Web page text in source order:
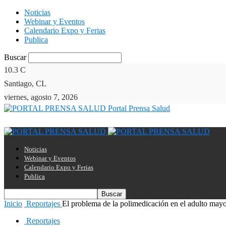
Noticias
Webinar y Eventos
Calendario Expo y Ferias
Publica
Buscar
10.3 C
Santiago, CL
viernes, agosto 7, 2026
Portal Prensa Salud
Noticias
Webinar y Eventos
Calendario Expo y Ferias
Publica
Inicio Reportajes El problema de la polimedicación en el adulto
Reportajes